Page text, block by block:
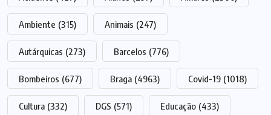
Ambiente (315) Animais (247)
Autárquicas (273) Barcelos (776)
Bombeiros (677) Braga (4963) Covid-19 (1018)
Cultura (332) DGS (571) Educação (433)